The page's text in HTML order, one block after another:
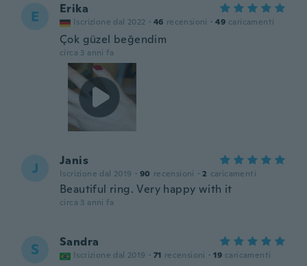
E Erika
Iscrizione dal 2022 · 46 recensioni · 49 caricamenti
Çok güzel beğendim
circa 3 anni fa
J Janis
Iscrizione dal 2019 · 90 recensioni · 2 caricamenti
Beautiful ring. Very happy with it
circa 3 anni fa
S Sandra
Iscrizione dal 2019 · 71 recensioni · 19 caricamenti